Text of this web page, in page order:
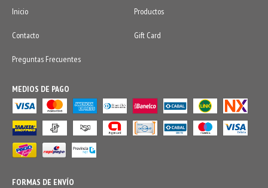
Inicio
Productos
Contacto Gift Card
Preguntas Frecuentes
MEDIOS DE PAGO
FORMAS DE ENVÍO